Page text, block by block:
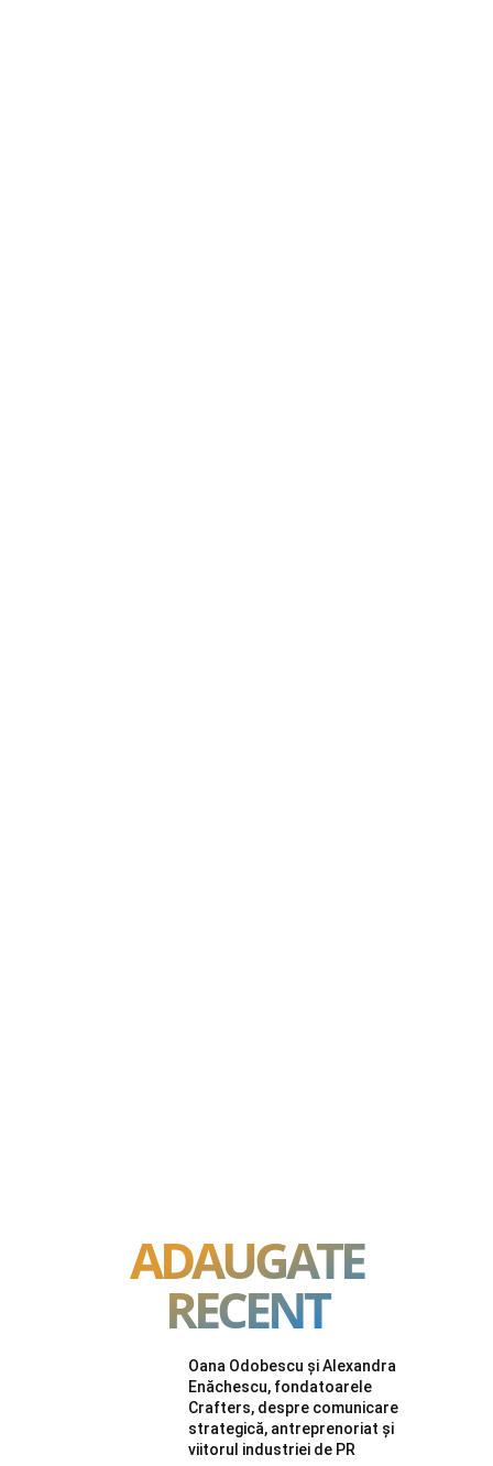
ADAUGATE
RECENT
Oana Odobescu și Alexandra
Enăchescu, fondatoarele
Crafters, despre comunicare
strategică, antreprenoriat și
viitorul industriei de PR